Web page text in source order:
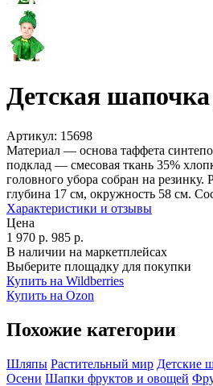
Детская
Артикул: 15698
Материал — основа таффета
подклад — смесовая ткань 35%
головного убора собран на резинку.
глубина 17 см, окружность 58 см.
Характеристики и отзывы
Цена
1 970 р. 985 р.
В наличии на маркетплейсах
Выберите площадку для покупки
Купить на Wildberries
Купить на Ozon
Похожие категории
Шляпы Растительный мир Детские
Осени Шапки фруктов и овощей